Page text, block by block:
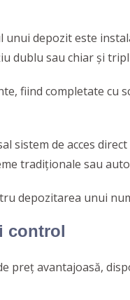
depozit este
dublu sau chiar şi
fiind completate
sistem de acces
tradiționale sau
depozitarea unui
control
preț avantajoasă,